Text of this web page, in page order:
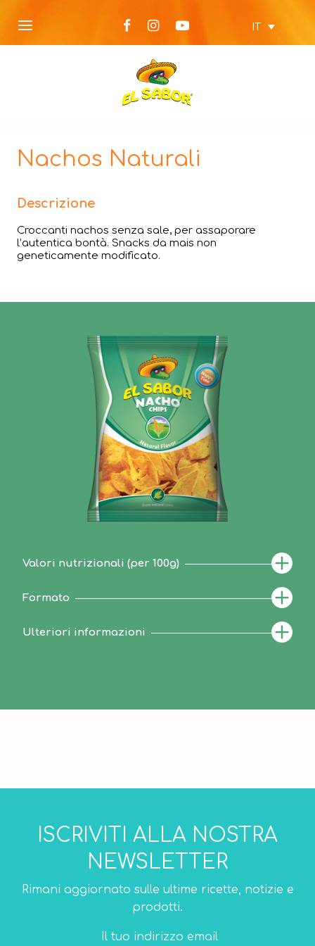
IT
Nachos Naturali
Descrizione
Croccanti nachos senza sale, per assaporare
l’autentica bontà. Snacks da mais non
geneticamente modificato.
Valori nutrizionali (per 100g)
Formato
Ulteriori informazioni
ISCRIVITI ALLA NOSTRA
NEWSLETTER
Rimani aggiornato sulle ultime ricette, notizie e
prodotti.